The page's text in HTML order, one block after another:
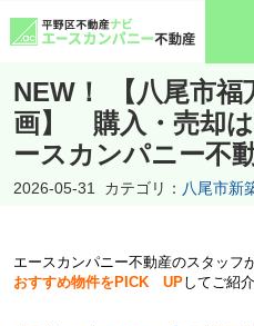
NEW！ 【八尾市福
画】 購入・売却
ースカンパニー不
2026-05-31 カテゴリ： 八尾市新
エースカンパニー不動産のスタッフ
おすすめ物件をPICK UPしてご紹